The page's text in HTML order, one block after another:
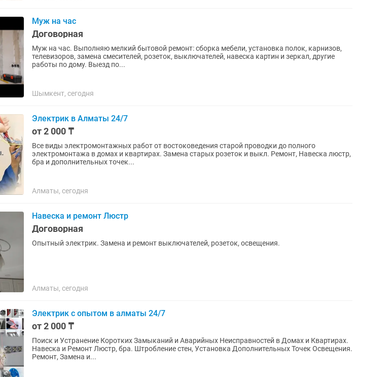
Муж на час
Договорная
Муж на час. Выполняю мелкий бытовой ремонт: сборка мебели, установка полок, карнизов,
телевизоров, замена смесителей, розеток, выключателей, навеска картин и зеркал, другие
работы по дому. Выезд по...
Шымкент, сегодня
Электрик в Алматы 24/7
от 2 000 ₸
Все виды электромонтажных работ от востоковедения старой проводки до полного
электромонтажа в домах и квартирах. Замена старых розеток и выкл. Ремонт, Навеска люстр,
бра и дополнительных точек...
Алматы, сегодня
Навеска и ремонт Люстр
Договорная
Опытный электрик. Замена и ремонт выключателей, розеток, освещения.
Алматы, сегодня
Электрик с опытом в алматы 24/7
от 2 000 ₸
Поиск и Устранение Коротких Замыканий и Аварийных Неисправностей в Домах и Квартирах.
Навеска и Ремонт Люстр, бра. Штробление стен, Установка Дополнительных Точек Освещения.
Ремонт, Замена и...